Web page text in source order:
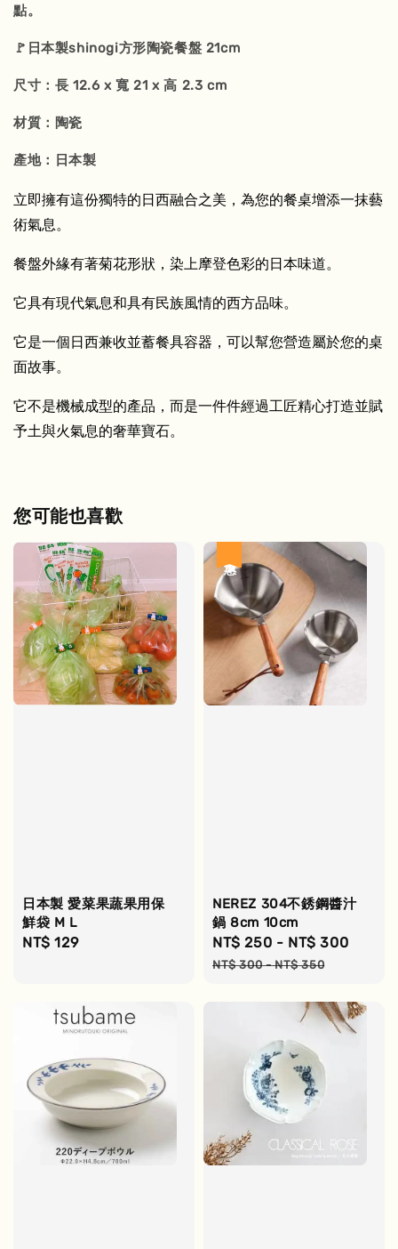
點。
🚩日本製shinogi方形陶瓷餐盤 21cm
尺寸：長 12.6 x 寬 21 x 高 2.3 cm
材質：陶瓷
產地：日本製
立即擁有這份獨特的日西融合之美，為您的餐桌增添一抹藝
術氣息。
餐盤外緣有著菊花形狀，染上摩登色彩的日本味道。
它具有現代氣息和具有民族風情的西方品味。
它是一個日西兼收並蓄餐具容器，可以幫您營造屬於您的桌
面故事。
它不是機械成型的產品，而是一件件經過工匠精心打造並賦
予土與火氣息的奢華寶石。
您可能也喜歡
日本製 愛菜果蔬果用保
鮮袋 M L
Regular
NT$ 129
NEREZ 304不銹鋼醬汁
鍋 8cm 10cm
Sale
price
NT$ 250 - NT$ 300
NT$ 300-NT$ 350